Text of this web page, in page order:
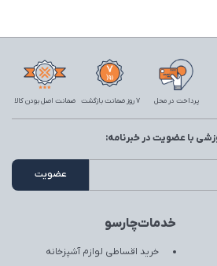
پرداخت در محل 7 روز ضمانت بازگشت ضمانت اصل بودن کالا
خدمات‌چارسو
خرید اقساطی لوازم آشپزخانه
با عضویت در خبرنامه: